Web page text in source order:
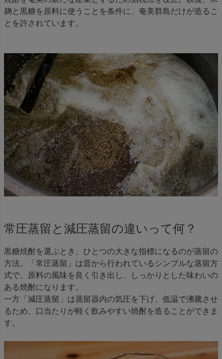
麹と黒糖を原料に使うことを条件に、奄美群島だけが造るこ
とを許されています。
常圧蒸留と減圧蒸留の違いって何？
黒糖焼酎を選ぶとき、ひとつの大きな指標になるのが蒸留の
方法。「常圧蒸留」は昔から行われているシンプルな蒸留方
式で、原料の風味を良く引き出し、しっかりとした味わいの
ある焼酎になります。
一方「減圧蒸留」は蒸留器内の気圧を下げ、低温で沸騰させ
るため、口当たりが軽く飲みやすい焼酎を造ることができま
す。